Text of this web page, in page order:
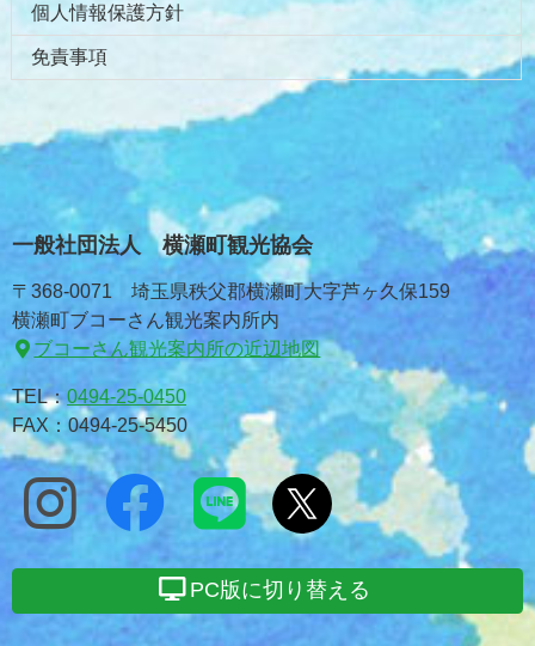
個人情報保護方針
免責事項
一般社団法人 横瀬町観光協会
〒368-0071 埼玉県秩父郡横瀬町大字芦ヶ久保159
横瀬町ブコーさん観光案内所内
ブコーさん観光案内所の近辺地図
TEL： 0494-25-0450
FAX：0494-25-5450
PC版に切り替える